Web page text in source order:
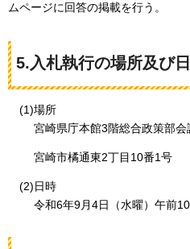
ムページに回答の掲載を行う。
5.入札執行の場所及び
(1)場所
宮崎県庁本館3階総合政策部会
宮崎市橘通東2丁目10番1号
(2)日時
令和6年9月4日（水曜）午前